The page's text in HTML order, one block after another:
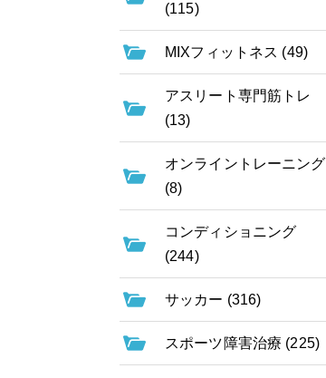
(115)
MIXフィットネス (49)
アスリート専門筋トレ
(13)
オンライントレーニング
(8)
コンディショニング
(244)
サッカー (316)
スポーツ障害治療 (225)